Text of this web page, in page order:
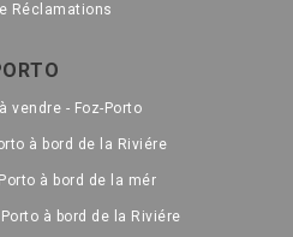
Réclamations
vendre - Foz-Porto
à bord de la Riviére
à bord de la mér
à bord de la Riviére